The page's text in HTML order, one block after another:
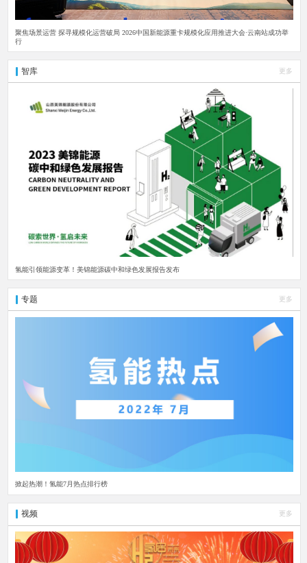
聚焦场景运营 探寻规模化运营破局 2026中国新能源重卡规模化应用推进大会·云南站成功举
行
智库 更多
氢能引领能源变革！美锦能源碳中和绿色发展报告发布
专题 更多
掀起热潮！氢能7月热点排行榜
视频 更多